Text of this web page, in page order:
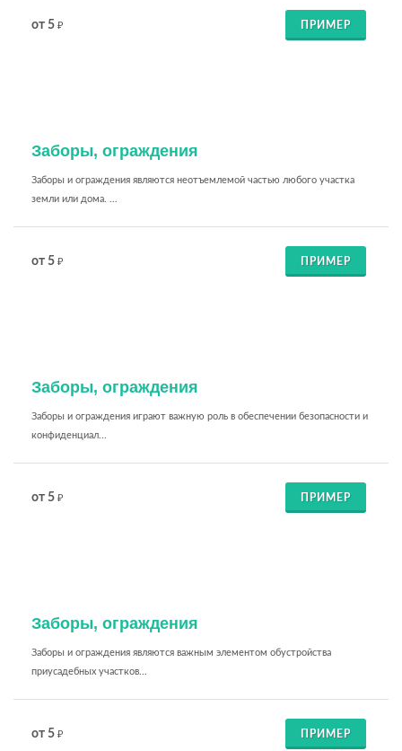
от 5 ₽ ПРИМЕР
Заборы, ограждения
Заборы и ограждения являются неотъемлемой частью любого участка
земли или дома. ...
от 5 ₽ ПРИМЕР
Заборы, ограждения
Заборы и ограждения играют важную роль в обеспечении безопасности и
конфиденциал...
от 5 ₽ ПРИМЕР
Заборы, ограждения
Заборы и ограждения являются важным элементом обустройства
приусадебных участков...
от 5 ₽ ПРИМЕР